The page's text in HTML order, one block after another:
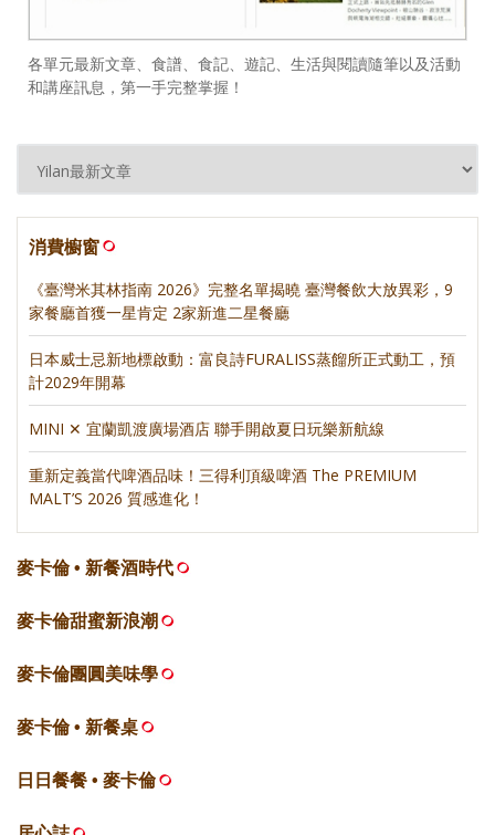
各單元最新文章、食譜、食記、遊記、生活與閱讀隨筆以及活動
和講座訊息，第一手完整掌握！
消費櫥窗
《臺灣米其林指南 2026》完整名單揭曉 臺灣餐飲大放異彩，9
家餐廳首獲一星肯定 2家新進二星餐廳
日本威士忌新地標啟動：富良詩FURALISS蒸餾所正式動工，預
計2029年開幕
MINI ✕ 宜蘭凱渡廣場酒店 聯手開啟夏日玩樂新航線
重新定義當代啤酒品味！三得利頂級啤酒 The PREMIUM
MALT’S 2026 質感進化！
麥卡倫 • 新餐酒時代
麥卡倫甜蜜新浪潮
麥卡倫團圓美味學
麥卡倫 • 新餐桌
日日餐餐 • 麥卡倫